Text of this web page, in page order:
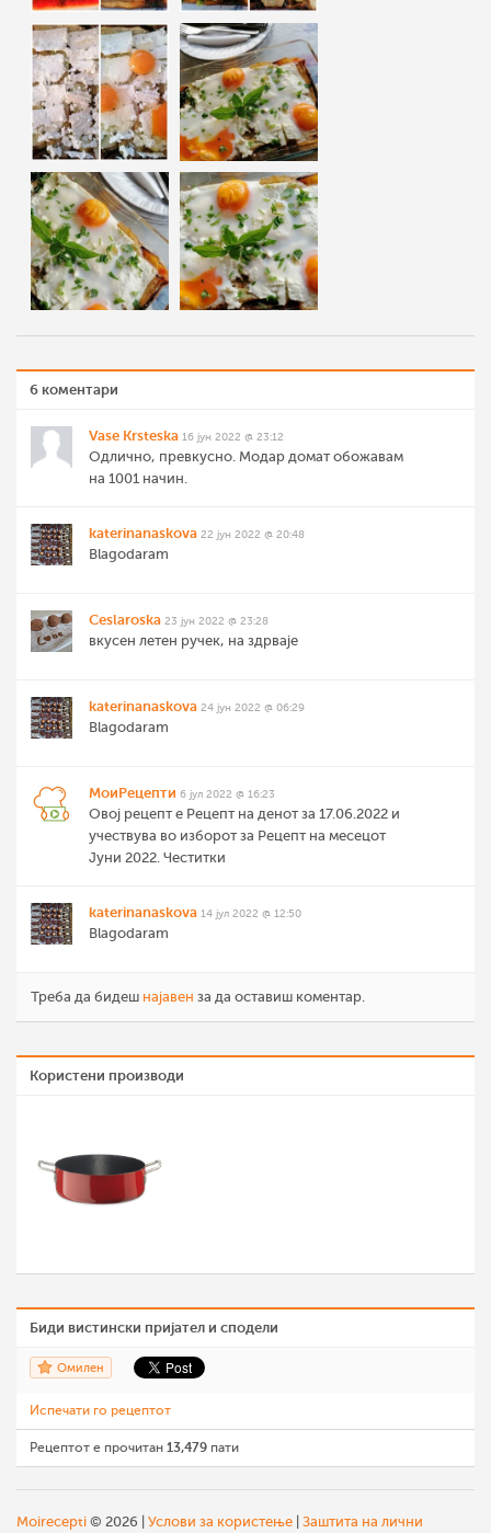
6 коментари
Vase Krsteska 16 јун 2022 @ 23:12
Одлично, превкусно. Модар домат обожавам
на 1001 начин.
katerinanaskova 22 јун 2022 @ 20:48
Blagodaram
Ceslaroska 23 јун 2022 @ 23:28
вкусен летен ручек, на здрваје
katerinanaskova 24 јун 2022 @ 06:29
Blagodaram
МоиРецепти 6 јул 2022 @ 16:23
Овој рецепт е Рецепт на денот за 17.06.2022 и
учествува во изборот за Рецепт на месецот
Јуни 2022. Честитки
katerinanaskova 14 јул 2022 @ 12:50
Blagodaram
Треба да бидеш најавен за да оставиш коментар.
Користени производи
Биди вистински пријател и сподели
Омилен
Испечати го рецептот
Рецептот е прочитан 13,479 пати
Moirecepti © 2026 | Услови за користење | Заштита на лични